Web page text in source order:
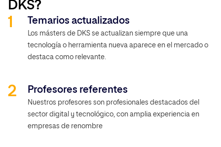
DKS?
Temarios actualizados
Los másters de DKS se actualizan siempre que una
tecnología o herramienta nueva aparece en el mercado o
destaca como relevante.
Profesores referentes
Nuestros profesores son profesionales destacados del
sector digital y tecnológico, con amplia experiencia en
empresas de renombre